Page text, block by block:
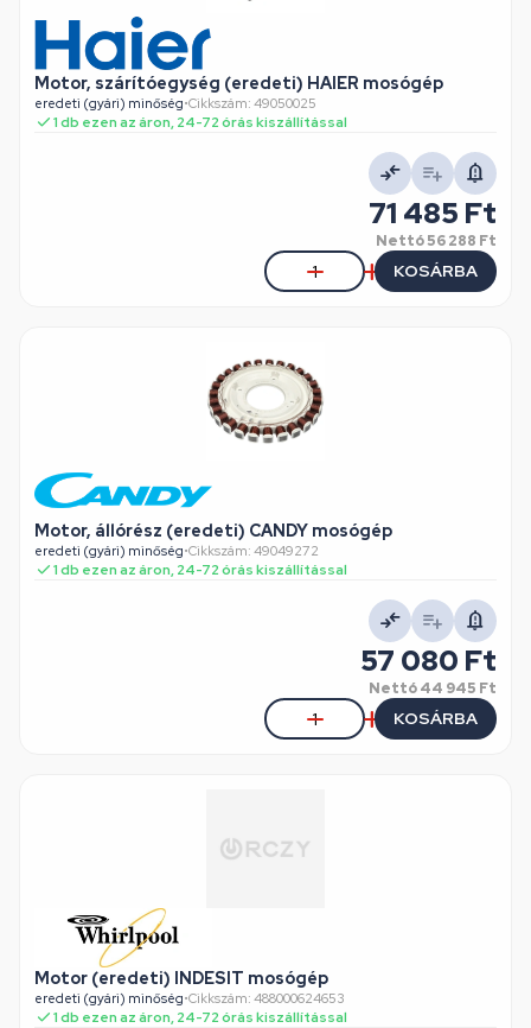
Motor, szárítóegység (eredeti) HAIER mosógép
eredeti (gyári) minőség•Cikkszám: 49050025
1 db ezen az áron, 24-72 órás kiszállítással
71 485 Ft
Nettó56 288 Ft
KOSÁRBA
Motor, állórész (eredeti) CANDY mosógép
eredeti (gyári) minőség•Cikkszám: 49049272
1 db ezen az áron, 24-72 órás kiszállítással
57 080 Ft
Nettó44 945 Ft
KOSÁRBA
Motor (eredeti) INDESIT mosógép
eredeti (gyári) minőség•Cikkszám: 488000624653
1 db ezen az áron, 24-72 órás kiszállítással